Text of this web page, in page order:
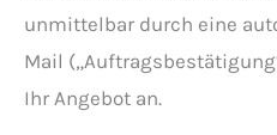
unmittelbar durch eine
Mail
Ihr Angebot an.